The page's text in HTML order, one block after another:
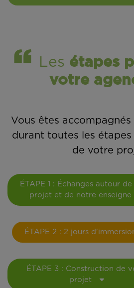
Les étapes
votre
Vous êtes
durant toutes les
de votre
ÉTAPE 1 : Échanges autour
projet et de notre enseigne
ÉTAPE 2 : 2 jours
ÉTAPE 3 : Construction de
projet